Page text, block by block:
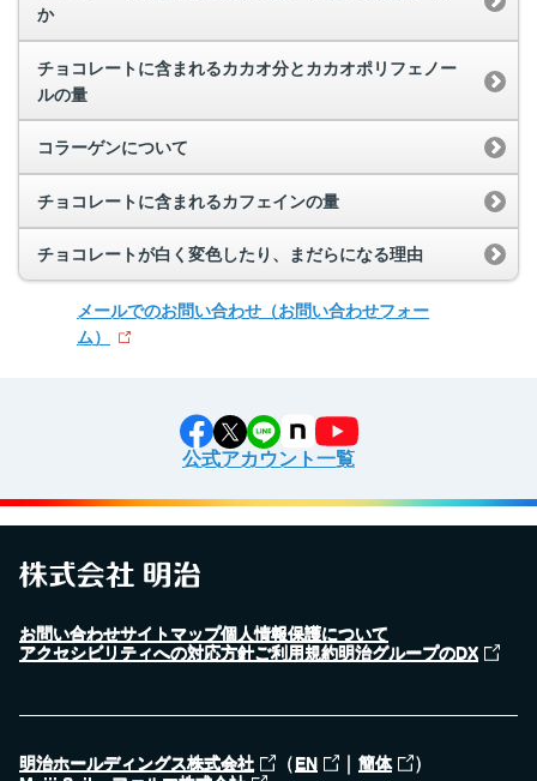
か
チョコレートに含まれるカカオ分とカカオポリフェノー
ルの量
コラーゲンについて
チョコレートに含まれるカフェインの量
チョコレートが白く変色したり、まだらになる理由
メールでのお問い合わせ （お問い合わせフォー
ム）
公式アカウント一覧
お問い合わせサイトマップ個人情報保護について
アクセシビリティへの対応方針ご利用規約明治グループのDX
明治ホールディングス株式会社 （EN ｜ 簡体 ）